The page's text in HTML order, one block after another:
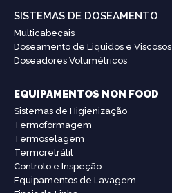
SISTEMAS DE DOSEAMENTO
Multicabeçais
Doseamento de Liquidos e Viscosos
Doseadores Volumétricos
EQUIPAMENTOS NON FOOD
Sistemas de Higienização
Termoformagem
Termoselagem
Termoretrátil
Controlo e Inspeção
Equipamentos de Lavagem